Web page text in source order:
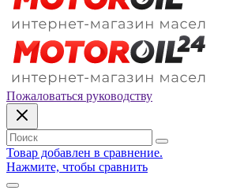
Пожаловаться руководству
Товар добавлен в сравнение.
Нажмите, чтобы сравнить